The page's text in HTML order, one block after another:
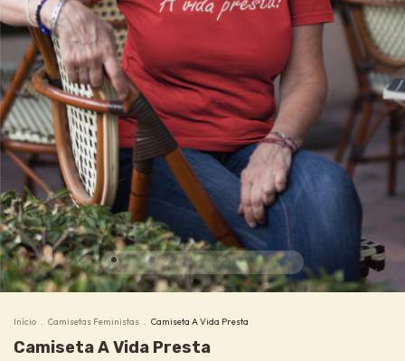
Início . Camisetas Feministas . Camiseta A Vida Presta
Camiseta A Vida Presta